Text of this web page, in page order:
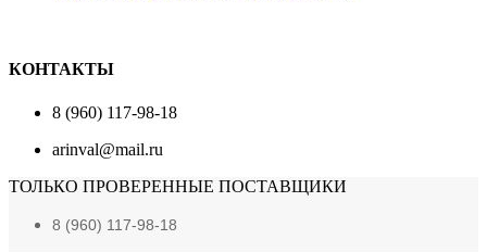
КОНТАКТЫ
8 (960) 117-98-18
arinval@mail.ru
ТОЛЬКО ПРОВЕРЕННЫЕ ПОСТАВЩИКИ
8 (960) 117-98-18